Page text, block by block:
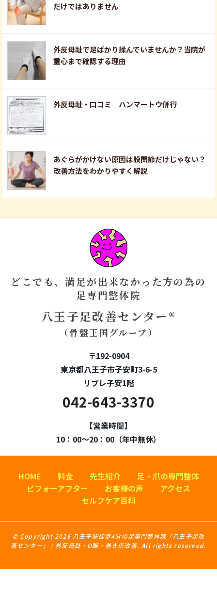
だけではありません
外反母趾で足ばかり揉んでいませんか？当院が
重心まで確認する理由
外反母趾・口コミ｜ハンマートウ併行
あぐらがかけない原因は股関節だけじゃない？
改善方法をわかりやすく解説
どこでも、満足が出来なかった方の為の
足専門整体院
八王子足改善センター®
（骨盤王国グループ）
〒192-0904
東京都八王子市子安町3-6-5
リブレ子安1階
042-643-3370
【営業時間】
10：00～20：00（年中無休）
HOME 料金 先生紹介
足・爪の専門整体
ビフォーアフター
お客様の声
アクセス
セルフケア百科
© Copyright 2026 八王子駅徒歩4分の足専門整体院「八王子足改
善センター」｜外反母趾・O脚・巻き爪改善. All rights reserved.